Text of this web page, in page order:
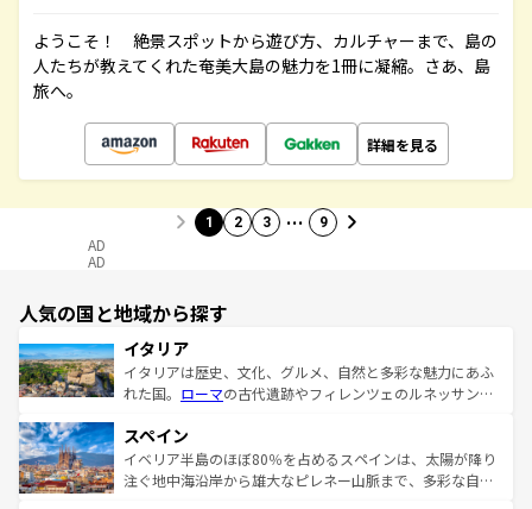
ようこそ！ 絶景スポットから遊び方、カルチャーまで、島の
人たちが教えてくれた奄美大島の魅力を1冊に凝縮。さあ、島
旅へ。
詳細を見る
1 2 3 … 9
AD
AD
人気の国と地域から探す
イタリア
イタリアは歴史、文化、グルメ、自然と多彩な魅力にあふ
れた国。 ローマの古代遺跡やフィレンツェのルネッサンス
ろん、トスカーナの美しい田園風景やアマルフィ海岸の絶
景など、自然景観も見逃せない。観光の合間には、本場の
ピザやパスタなど、絶品のイタリア料理を堪能することも
スペイン
イベリア半島のほぼ80％を占めるスペインは、太陽が降り
注ぐ地中海沿岸から雄大なピレネー山脈まで、多彩な自然